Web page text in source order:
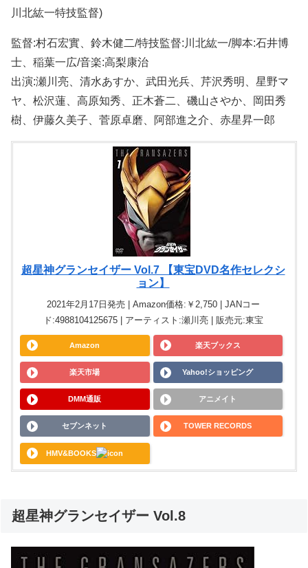
川北紘一特技監督)
監督:村石宏實、鈴木健二/特技監督:川北紘一/脚本:石井博
士、稲葉一広/音楽:高梨康治
出演:瀬川亮、清水あすか、武田光兵、芹沢秀明、星野マ
ヤ、松沢蓮、高原知秀、正木蒼二、磯山さやか、岡田秀
樹、伊藤久美子、菅原卓磨、阿部進之介、赤星昇一郎
超星神グランセイザー Vol.7 【東宝DVD名作セレクシ
ョン】
2021年2月17日発売 | Amazon価格:￥2,750 | JANコー
ド:4988104125675 | アーティスト:瀬川亮 | 販売元:東宝
Amazon 楽天ブックス
楽天市場 Yahoo!ショッピング
DMM通販 アニメイト
セブンネット TOWER RECORDS
HMV&BOOKS
超星神グランセイザー Vol.8